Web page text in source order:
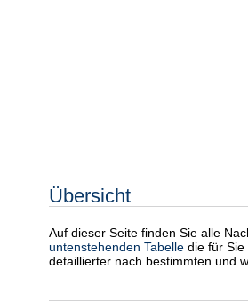
Übersicht
Auf dieser Seite finden Sie alle
untenstehenden Tabelle die für
detaillierter nach bestimmten und